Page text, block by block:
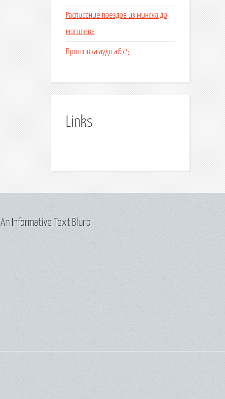
Расписание поездов из минска до
могилева
Прошивка ауди а6 с5
Links
An Informative Text Blurb